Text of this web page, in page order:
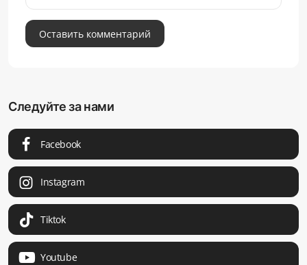
Оставить комментарий
Следуйте за нами
Facebook
Instagram
Tiktok
Youtube